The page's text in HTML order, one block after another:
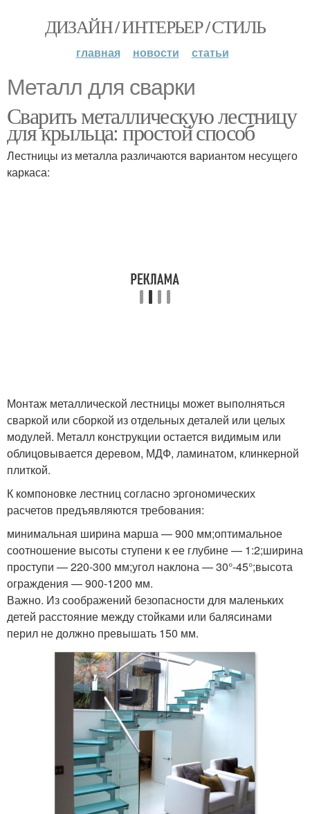
ДИЗАЙН / ИНТЕРЬЕР / СТИЛЬ
главная новости статьи
Металл для сварки
Сварить металлическую лестницу
для крыльца: простой способ
Лестницы из металла различаются вариантом несущего
каркаса:
Монтаж металлической лестницы может выполняться
сваркой или сборкой из отдельных деталей или целых
модулей. Металл конструкции остается видимым или
облицовывается деревом, МДФ, ламинатом, клинкерной
плиткой.
К компоновке лестниц согласно эргономических
расчетов предъявляются требования:
минимальная ширина марша — 900 мм;оптимальное
соотношение высоты ступени к ее глубине — 1:2;ширина
проступи — 220-300 мм;угол наклона — 30°-45°;высота
ограждения — 900-1200 мм.
Важно. Из соображений безопасности для маленьких
детей расстояние между стойками или балясинами
перил не должно превышать 150 мм.